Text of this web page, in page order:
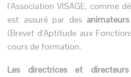
l’Association VISAGE, comme
est assuré par des
(Brevet d’Aptitude aux
cours de formation.
Les directrices et